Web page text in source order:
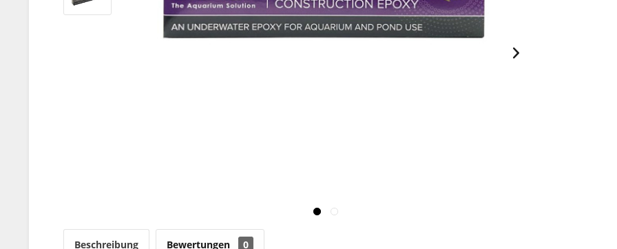
Beschreibung Bewertungen 0